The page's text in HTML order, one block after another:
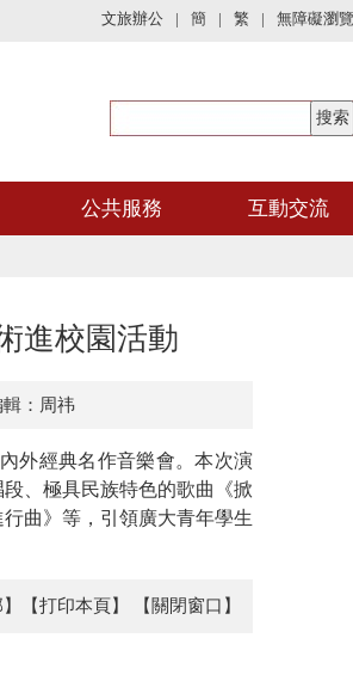
文旅辦公 | 簡 | 繁 | 無障礙瀏覽
公共服務 互動交流
進校園活動
輯：周祎
外經典名作音樂會。本次演
、極具民族特色的歌曲《掀
曲》等， 引領廣大青年學生
【打印本頁】 【關閉窗口】